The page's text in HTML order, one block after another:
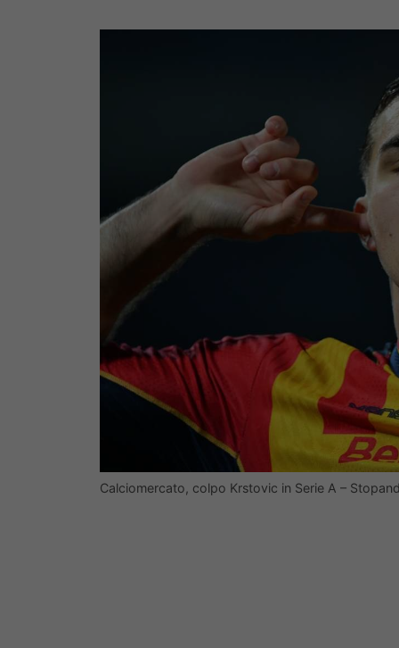
Calciomercato, colpo Krstovic in Serie A –